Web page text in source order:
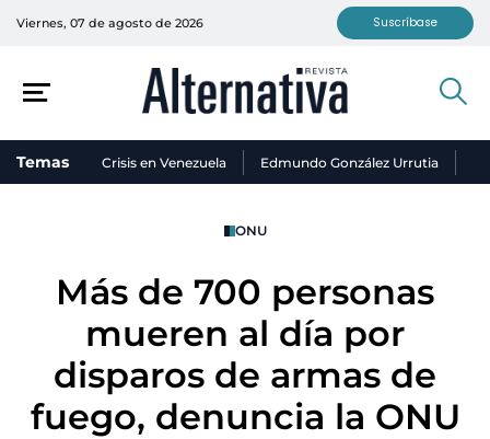
Viernes, 07 de agosto de 2026 Suscríbase
Temas Crisis en Venezuela Edmundo González Urrutia
ONU
Más de 700 personas
mueren al día por
disparos de armas de
fuego, denuncia la ONU